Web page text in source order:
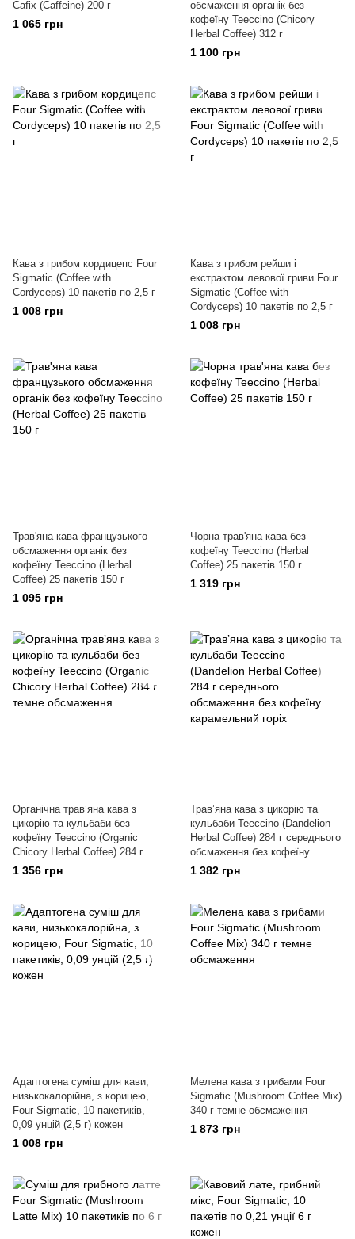
Cafix (Caffeine) 200 г
1 065 грн
обсмаження органік без
кофеїну Teeccino (Chicory
Herbal Coffee) 312 г
1 100 грн
Кава з грибом кордицепс Four
Sigmatic (Coffee with
Cordyceps) 10 пакетів по 2,5 г
1 008 грн
Кава з грибом рейши і
екстрактом левової гриви Four
Sigmatic (Coffee with
Cordyceps) 10 пакетів по 2,5 г
1 008 грн
Трав'яна кава французького
обсмаження органік без
кофеїну Teeccino (Herbal
Coffee) 25 пакетів 150 г
1 095 грн
Чорна трав'яна кава без
кофеїну Teeccino (Herbal
Coffee) 25 пакетів 150 г
1 319 грн
Органічна травʼяна кава з
цикорію та кульбаби без
кофеїну Teeccino (Organic
Chicory Herbal Coffee) 284 г
темне обсмаження
1 356 грн
Травʼяна кава з цикорію та
кульбаби Teeccino (Dandelion
Herbal Coffee) 284 г середнього
обсмаження без кофеїну
карамельний горіх
1 382 грн
Адаптогена суміш для кави,
низькокалорійна, з корицею,
Four Sigmatic, 10 пакетиків,
0,09 унцій (2,5 г) кожен
1 008 грн
Мелена кава з грибами Four
Sigmatic (Mushroom Coffee Mix)
340 г темне обсмаження
1 873 грн